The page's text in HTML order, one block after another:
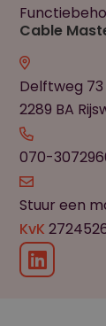
Cable
Delftweg 73
2289 BA
070-
Stuur een
KvK